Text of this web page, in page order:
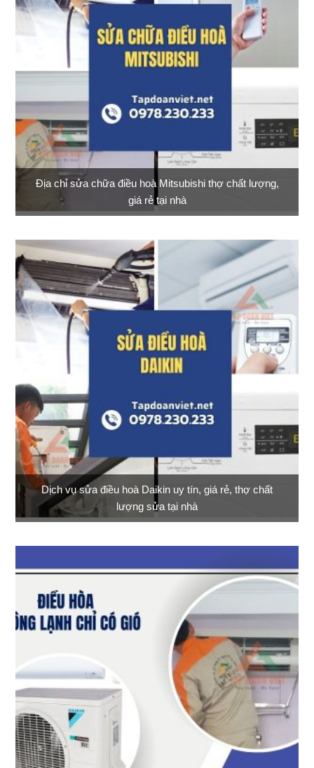
Địa chỉ sửa chữa điều hoà Mitsubishi thợ chất lượng,
giá rẻ tại nhà
Dịch vụ sửa điều hoà Daikin uy tín, giá rẻ, thợ chất
lượng sửa tại nhà